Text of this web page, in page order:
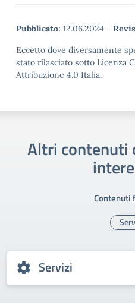
Pubblicato: 12.06.2024 -
Eccetto dove diversamente
stato rilasciato sotto Licenza
Attribuzione 4.0 Italia.
Altri contenuti
Contenuti
Servizi